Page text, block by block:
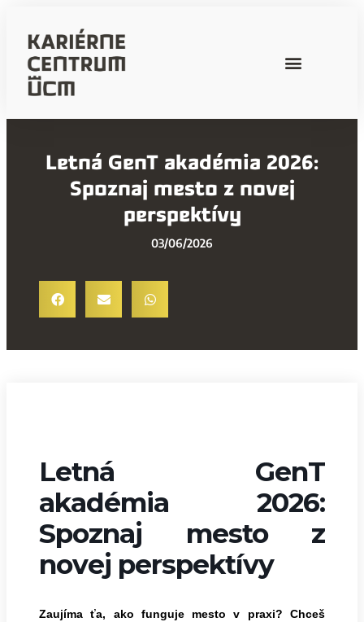
Letná GenT akadémia 2026:
Spoznaj mesto z novej
perspektívy
03/06/2026
Letná GenT
akadémia 2026:
Spoznaj mesto z
novej perspektívy
Zaujíma ťa, ako funguje mesto v praxi? Chceš